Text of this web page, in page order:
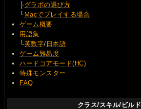
├グラボの選び方
└Macでプレイする場合
ゲーム概要
用語集
└英数字/ 日本語
ゲーム難易度
ハードコアモード(HC)
特殊モンスター
FAQ
クラス/スキル/ビルド